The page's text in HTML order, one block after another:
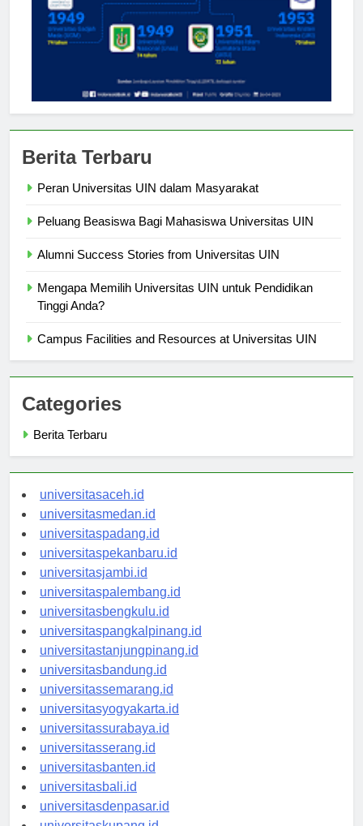
Berita Terbaru
Peran Universitas UIN dalam Masyarakat
Peluang Beasiswa Bagi Mahasiswa Universitas UIN
Alumni Success Stories from Universitas UIN
Mengapa Memilih Universitas UIN untuk Pendidikan
Tinggi Anda?
Campus Facilities and Resources at Universitas UIN
Categories
Berita Terbaru
universitasaceh.id
universitasmedan.id
universitaspadang.id
universitaspekanbaru.id
universitasjambi.id
universitaspalembang.id
universitasbengkulu.id
universitaspangkalpinang.id
universitastanjungpinang.id
universitasbandung.id
universitassemarang.id
universitasyogyakarta.id
universitassurabaya.id
universitasserang.id
universitasbanten.id
universitasbali.id
universitasdenpasar.id